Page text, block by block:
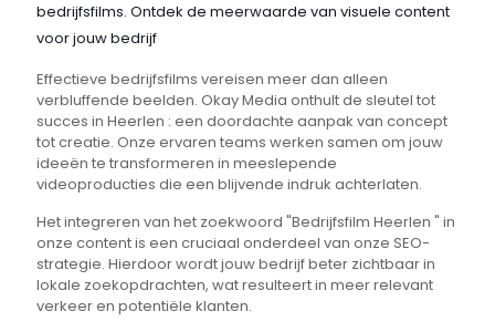
bedrijfsfilms. Ontdek de meerwaarde van visuele content
voor jouw bedrijf
Effectieve bedrijfsfilms vereisen meer dan alleen
verbluffende beelden. Okay Media onthult de sleutel tot
succes in Heerlen : een doordachte aanpak van concept
tot creatie. Onze ervaren teams werken samen om jouw
ideeën te transformeren in meeslepende
videoproducties die een blijvende indruk achterlaten.
Het integreren van het zoekwoord "Bedrijfsfilm Heerlen " in
onze content is een cruciaal onderdeel van onze SEO-
strategie. Hierdoor wordt jouw bedrijf beter zichtbaar in
lokale zoekopdrachten, wat resulteert in meer relevant
verkeer en potentiële klanten.